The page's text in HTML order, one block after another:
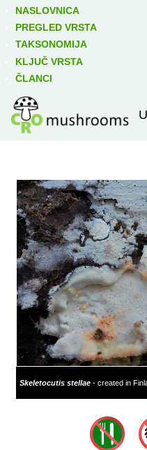
NASLOVNICA
PREGLED VRSTA
TAKSONOMIJA
KLJUČ VRSTA
ČLANCI
Skeletocutis stellae - created in
Izravno